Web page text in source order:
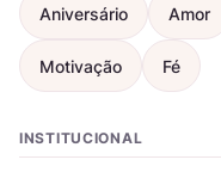
Aniversário Amor
Motivação Fé
INSTITUCIONAL